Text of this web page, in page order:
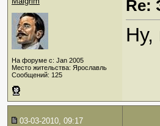
На форуме с: Jan 2005
Место жительства: Ярославль
Сообщений: 125
Re:
Ну,
03-03-2010, 09:17